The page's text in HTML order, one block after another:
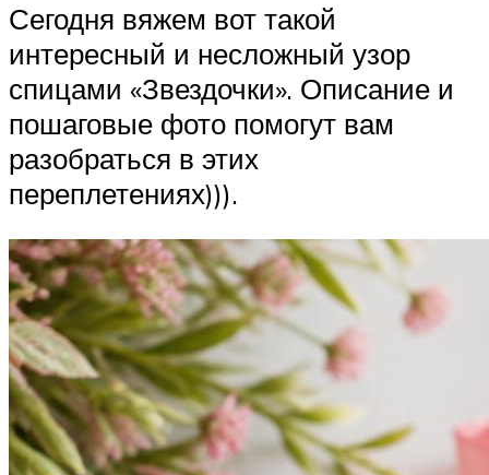
Сегодня вяжем вот такой
интересный и несложный узор
спицами «Звездочки». Описание и
пошаговые фото помогут вам
разобраться в этих
переплетениях))).